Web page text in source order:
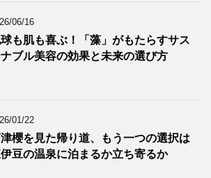
06/16
も肌も喜ぶ！「藻」がもたらすサス
ブル美容の効果と未来の選び方
01/22
櫻を見た帰り道、もう一つの選択は
豆の温泉に泊まるか立ち寄るか